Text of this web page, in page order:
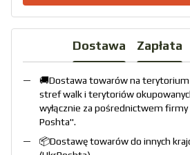
Dostawa Zapłata
🚚Dostawa towarów na terytorium
stref walk i terytoriów
wyłącznie za pośrednictwem
Poshta".
📦Dostawę towarów do innych